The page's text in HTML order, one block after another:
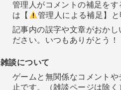
管理人がコメントの補足を
は【
管理人による補足】と
記事内の誤字や文章がおかし
ださい。いつもありがとう！
雑談について
ゲームと無関係なコメント
止です。（雑談ページは除く